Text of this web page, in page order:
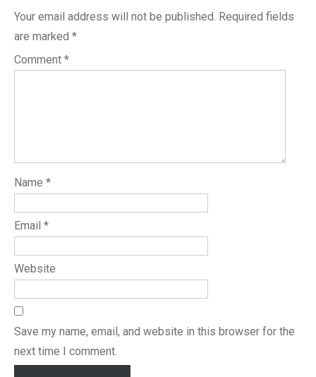
Your email address will not be published. Required fields
are marked *
Comment *
Name *
Email *
Website
Save my name, email, and website in this browser for the
next time I comment.